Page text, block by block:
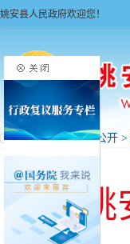
姚安县人民政府欢迎您！
首页>政府信息公开 >
姚